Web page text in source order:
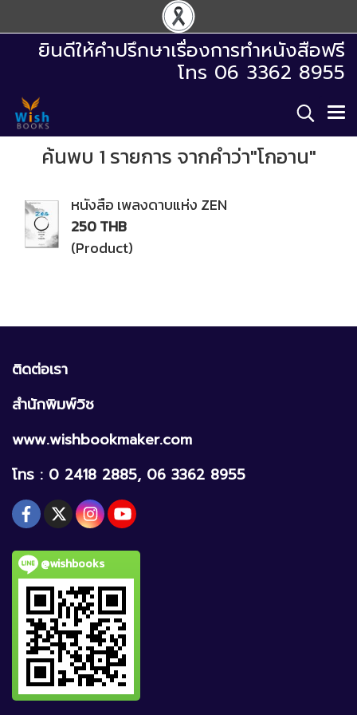
ยินดีให้คำปรึกษาเรื่องการทำหนังสือฟรี
โทร 06 3362 8955
ค้นพบ 1 รายการ จากคำว่า"โกอาน"
หนังสือ เพลงดาบแห่ง ZEN
250 THB
(Product)
ติดต่อเรา
สำนักพิมพ์วิช
www.wishbookmaker.com
โทร : 0 2418 2885, 06 3362 8955
@wishbooks